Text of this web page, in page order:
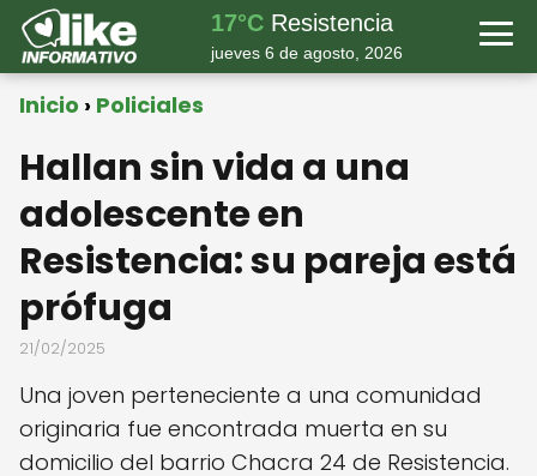
17°C Resistencia
jueves 6 de agosto, 2026
Inicio Policiales
Hallan sin vida a una
adolescente en
Resistencia: su pareja está
prófuga
21/02/2025
Una joven perteneciente a una comunidad
originaria fue encontrada muerta en su
domicilio del barrio Chacra 24 de Resistencia.